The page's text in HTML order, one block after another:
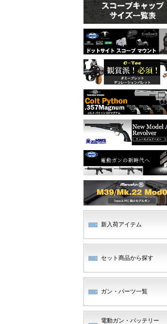
新入荷アイテム
セット商品から探す
ガン・パーツ一覧
電動ガン・バッテリー